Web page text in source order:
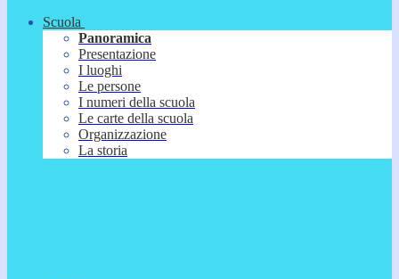
Scuola
Panoramica
Presentazione
I luoghi
Le persone
I numeri della scuola
Le carte della scuola
Organizzazione
La storia